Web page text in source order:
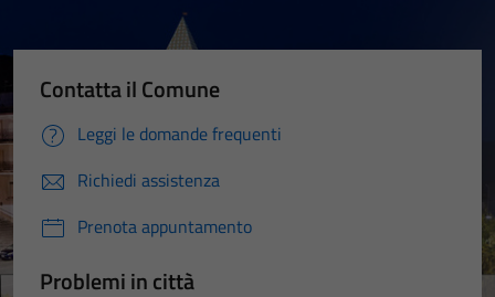
Contatta il Comune
Leggi le domande frequenti
Richiedi assistenza
Prenota appuntamento
Problemi in città